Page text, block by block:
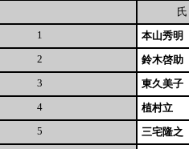
1
本山秀明
2
鈴木啓助
3
東久美子
4
植村立
5
三宅隆之